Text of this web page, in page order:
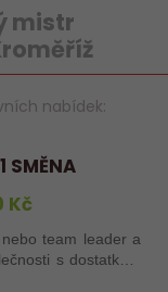
mistr
nabídek:
SMĚNA
Kč
team leader a
s dostatkem